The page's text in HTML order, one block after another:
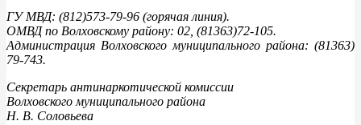
ГУ МВД: (812)573-79-96 (горячая линия).
ОМВД по Волховскому району: 02, (81363)72-105.
Администрация Волховского муниципального района: (81363)
79-743.
Секретарь антинаркотической комиссии
Волховского муниципального района
Н. В. Соловьева